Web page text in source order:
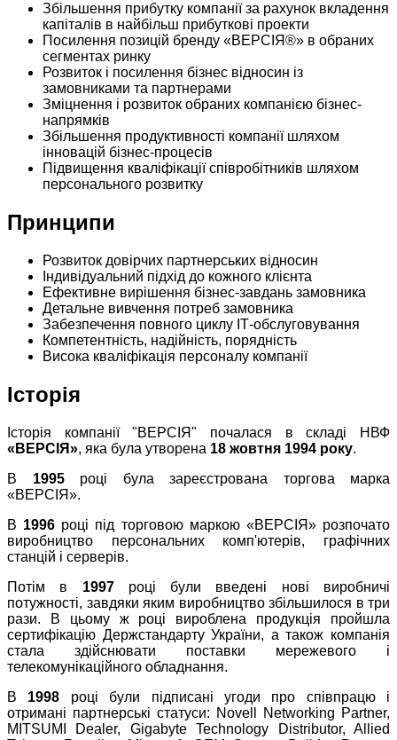
Збільшення прибутку компанії за рахунок вкладення
капіталів в найбільш прибуткові проекти
Посилення позицій бренду «ВЕРСІЯ®» в обраних
сегментах ринку
Розвиток і посилення бізнес відносин із
замовниками та партнерами
Зміцнення і розвиток обраних компанією бізнес-
напрямків
Збільшення продуктивності компанії шляхом
інновацій бізнес-процесів
Підвищення кваліфікації співробітників шляхом
персонального розвитку
Принципи
Розвиток довірчих партнерських відносин
Індивідуальний підхід до кожного клієнта
Ефективне вирішення бізнес-завдань замовника
Детальне вивчення потреб замовника
Забезпечення повного циклу ІТ-обслуговування
Компетентність, надійність, порядність
Висока кваліфікація персоналу компанії
Історія
Історія компанії "ВЕРСІЯ" почалася в складі НВФ
«ВЕРСІЯ», яка була утворена 18 жовтня 1994 року.
В 1995 році була зареєстрована торгова марка
«ВЕРСІЯ».
В 1996 році під торговою маркою «ВЕРСІЯ» розпочато
виробництво персональних комп'ютерів, графічних
станцій і серверів.
Потім в 1997році були введені нові виробничі
потужності, завдяки яким виробництво збільшилося в три
рази. В цьому ж році вироблена продукція пройшла
сертифікацію Держстандарту України, а також компанія
стала здійснювати поставки мережевого і
телекомунікаційного обладнання.
В 1998 році були підписані угоди про співпрацю і
отримані партнерські статуси: Novell Networking Partner,
MITSUMI Dealer, Gigabyte Technology Distributor, Allied